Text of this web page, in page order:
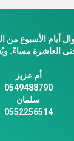
أيام الأسبوع
العاشرة مساءً.
أم عزيز
0549488790
سلمان
0552256514